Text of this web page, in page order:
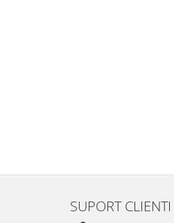
SUPORT CLIENTI